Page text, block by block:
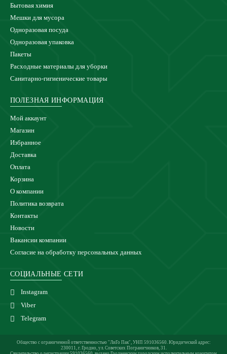
Бытовая химия
Мешки для мусора
Одноразовая посуда
Одноразовая упаковка
Пакеты
Расходные материалы для уборки
Санитарно-гигиенические товары
ПОЛЕЗНАЯ ИНФОРМАЦИЯ
Мой аккаунт
Магазин
Избранное
Доставка
Оплата
Корзина
О компании
Политика возврата
Контакты
Новости
Вакансии компании
Согласие на обработку персональных данных
СОЦИАЛЬНЫЕ СЕТИ
Instagram
Viber
Telegram
Общество с ограниченной ответственностью "ЛиГо Пак", УНП 591036560. Юридический адрес:
230011, г. Гродно, ул. Советских Пограничников, 31.